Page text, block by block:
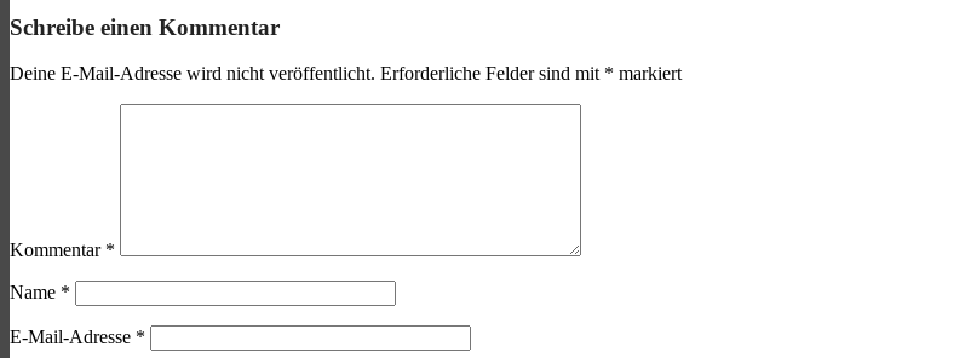
Schreibe einen Kommentar
Deine E-Mail-Adresse wird nicht veröffentlicht. Erforderliche Felder sind mit * markiert
Kommentar *
Name *
E-Mail-Adresse *